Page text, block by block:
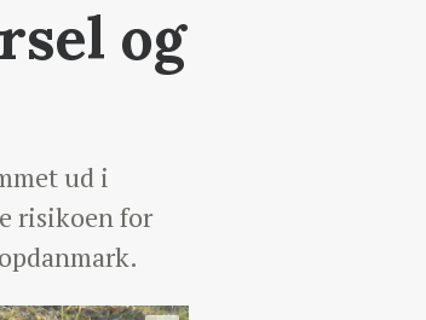
og
ud i
risikoen for